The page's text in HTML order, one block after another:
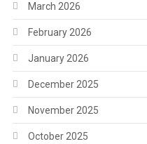
March 2026
February 2026
January 2026
December 2025
November 2025
October 2025